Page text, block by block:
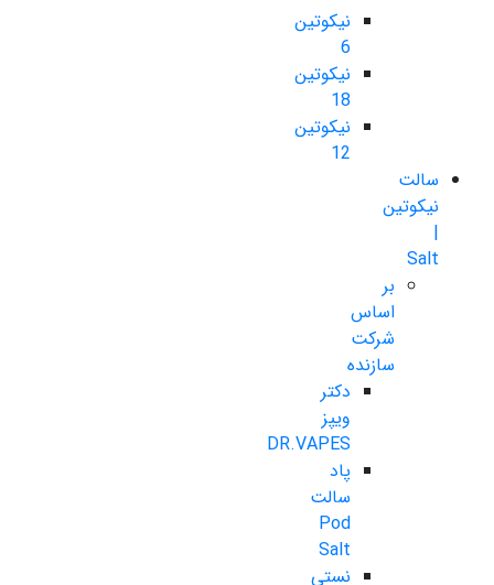
نیکوتین
6
نیکوتین
18
نیکوتین
12
سالت
نیکوتین
|
Salt
بر
اساس
شرکت
سازنده
دکتر
ویپز
DR.VAPES
پاد
سالت
Pod
Salt
نستی